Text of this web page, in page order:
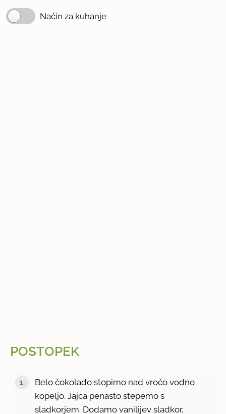
Način za kuhanje
POSTOPEK
Belo čokolado stopimo nad vročo vodno
kopeljo. Jajca penasto stepemo s
sladkorjem. Dodamo vanilijev sladkor,